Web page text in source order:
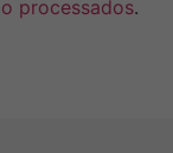
processados.